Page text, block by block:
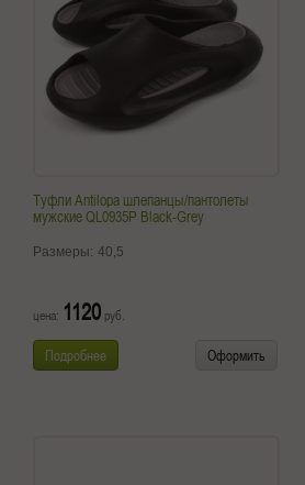
Туфли Antilopa шлепанцы/пантолеты
мужские QL0935P Black-Grey
Размеры: 40,5
цена: 1120 руб.
Подробнее Оформить